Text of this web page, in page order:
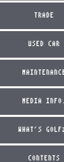
TRADE
USED CAR
MEDIA INFO.
WHAT'S
CONTENTS